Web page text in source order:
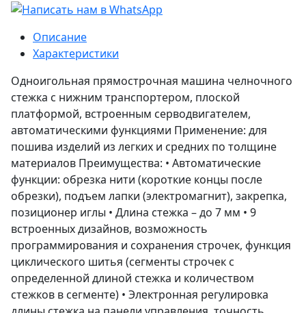
Описание
Характеристики
Одноигольная прямострочная машина челночного
стежка с нижним транспортером, плоской
платформой, встроенным серводвигателем,
автоматическими функциями Применение: для
пошива изделий из легких и средних по толщине
материалов Преимущества: • Автоматические
функции: обрезка нити (короткие концы после
обрезки), подъем лапки (электромагнит), закрепка,
позиционер иглы • Длина стежка – до 7 мм • 9
встроенных дизайнов, возможность
программирования и сохранения строчек, функция
циклического шитья (сегменты строчек с
определенной длиной стежка и количеством
стежков в сегменте) • Электронная регулировка